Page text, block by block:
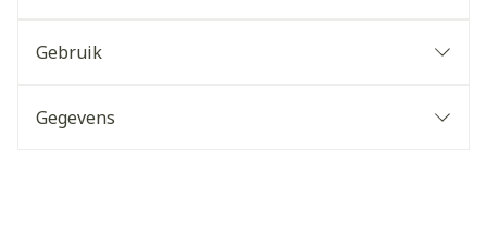
Gebruik
Gegevens